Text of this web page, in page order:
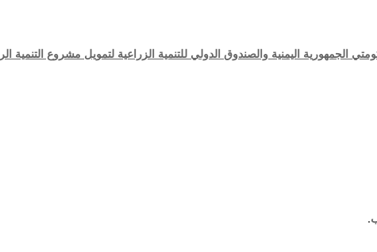
الجمهورية اليمنية والصندوق الدولي للتنمية الزراعية لتمويل مشروع التنمية
.